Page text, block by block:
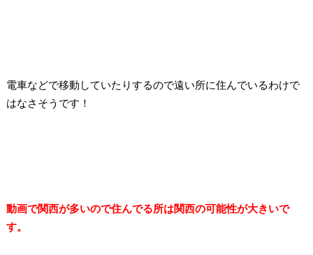
電車などで移動していたりするので遠い所に住んでいるわけで
はなさそうです！
動画で関西が多いので住んでる所は関西の可能性が大きいで
す。